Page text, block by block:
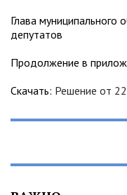
Глава муниципального
депутатов
Продолжение в
Скачать: Решение от